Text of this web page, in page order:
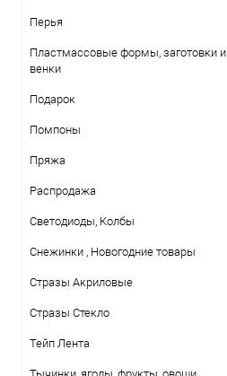
Перья
Пластмассовые формы, заготовки и
венки
Подарок
Помпоны
Пряжа
Распродажа
Светодиоды, Колбы
Снежинки , Новогодние товары
Стразы Акриловые
Стразы Стекло
Тейп Лента